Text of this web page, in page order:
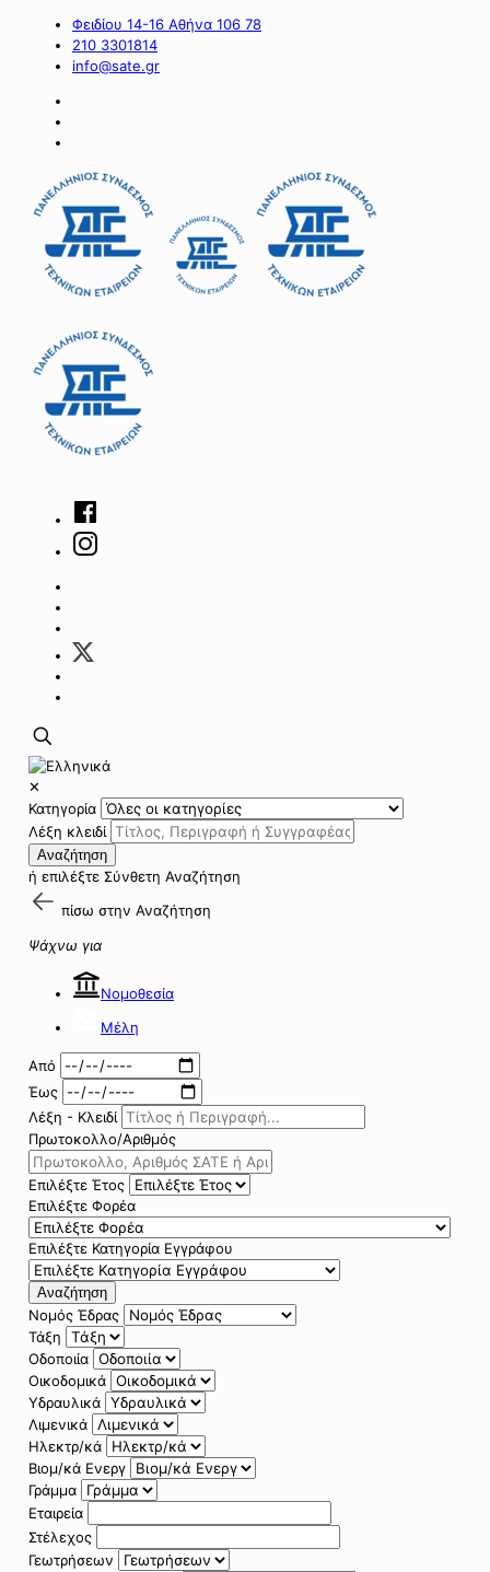
Φειδίου 14-16 Αθήνα 106 78
210 3301814
info@sate.gr
✕
Κατηγορία
Λέξη κλειδί
Αναζήτηση
ή επιλέξτε Σύνθετη Αναζήτηση
πίσω στην Αναζήτηση
Ψάχνω για
Νομοθεσία
Μέλη
Από
Έως
Λέξη - Κλειδί
Πρωτοκολλο/Αριθμός
Επιλέξτε Έτος
Επιλέξτε Φορέα
Επιλέξτε Κατηγορία Εγγράφου
Αναζήτηση
Νομός Έδρας
Τάξη
Οδοποιία
Οικοδομικά
Υδραυλικά
Λιμενικά
Ηλεκτρ/κά
Βιομ/κά Ενεργ
Γράμμα
Εταιρεία
Στέλεχος
Γεωτρήσεων